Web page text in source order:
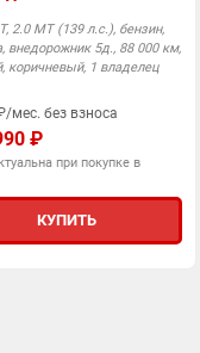
2.0 MT (139 л.с.), бензин,
внедорожник 5д., 88 000 км,
коричневый, 1 владелец
мес. без взноса
₽
при покупке в
КУПИТЬ